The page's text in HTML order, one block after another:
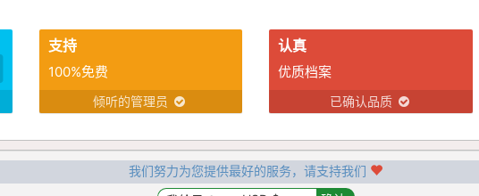
支持
100%免费
倾听的管理员
认真
优质档案
已确认品质
我们努力为您提供最好的服务，请支持我们